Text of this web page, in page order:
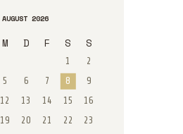
AUGUST 2026
M D F S S
1
2
5 6 7 8
9
12 13 14 15
16
19 20 21 22
23